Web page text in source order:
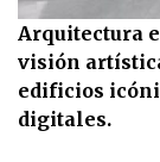
Arquitectura
visión
edificios
digitales.